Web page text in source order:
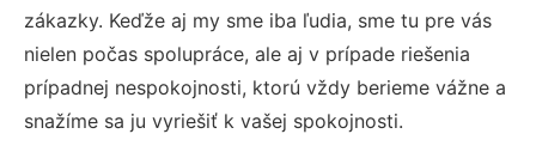
zákazky. Keďže aj my sme iba ľudia, sme tu pre vás
nielen počas spolupráce, ale aj v prípade riešenia
prípadnej nespokojnosti, ktorú vždy berieme vážne a
snažíme sa ju vyriešiť k vašej spokojnosti.